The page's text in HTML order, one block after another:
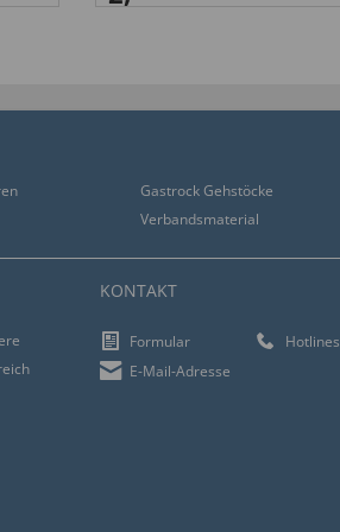
Gastrock Gehstöcke
Verbandsmaterial
KONTAKT
Formular
Hotlines
E-Mail-Adresse